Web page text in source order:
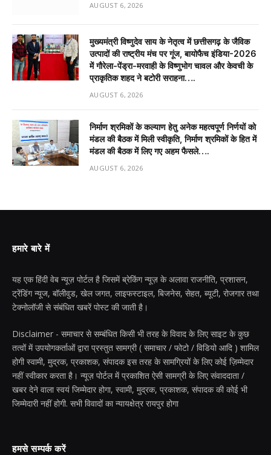
AUGUST 6, 2026
मुख्यमंत्री विष्णुदेव साय के नेतृत्व में छत्तीसगढ़ के जैविक
उत्पादों की राष्ट्रीय मंच पर गूंज, बायोफैच इंडिया-2026
में गौरेला-पेंड्रा-मरवाही के विष्णुभोग चावल और केवची के
प्राकृतिक शहद ने बटोरी सराहना….
AUGUST 6, 2026
निर्माण श्रमिकों के कल्याण हेतु अनेक महत्वपूर्ण निर्णयों को
मंडल की बैठक में मिली स्वीकृति, निर्माण श्रमिकों के हित में
मंडल की बैठक में लिए गए अहम फैसले….
AUGUST 6, 2026
हमारे बारे में
यह एक हिंदी वेब न्यूज़ पोर्टल है जिसमें ब्रेकिंग न्यूज़ के अलावा राजनीति, प्रशासन,
ट्रेंडिंग न्यूज, बॉलीवुड, खेल जगत, लाइफस्टाइल, बिजनेस, सेहत, ब्यूटी, रोजगार तथा
टेक्नोलॉजी से संबंधित खबरें पोस्ट की जाती है।
Disclaimer - समाचार से सम्बंधित किसी भी तरह के विवाद के लिए साइट के कुछ
तत्वों में उपयोगकर्ताओं द्वारा प्रस्तुत सामग्री ( समाचार / फोटो / विडियो आदि ) शामिल
होगी स्वामी, मुद्रक, प्रकाशक, संपादक इस तरह के सामग्रियों के लिए कोई ज़िम्मेदार
नहीं स्वीकार करता है। न्यूज़ पोर्टल में प्रकाशित ऐसी सामग्री के लिए संवाददाता /
खबर देने वाला स्वयं जिम्मेदार होगा, स्वामी, मुद्रक, प्रकाशक, संपादक की कोई भी
जिम्मेदारी नहीं होगी. सभी विवादों का न्यायक्षेत्र रायपुर होगा
हमसे सम्पर्क करें